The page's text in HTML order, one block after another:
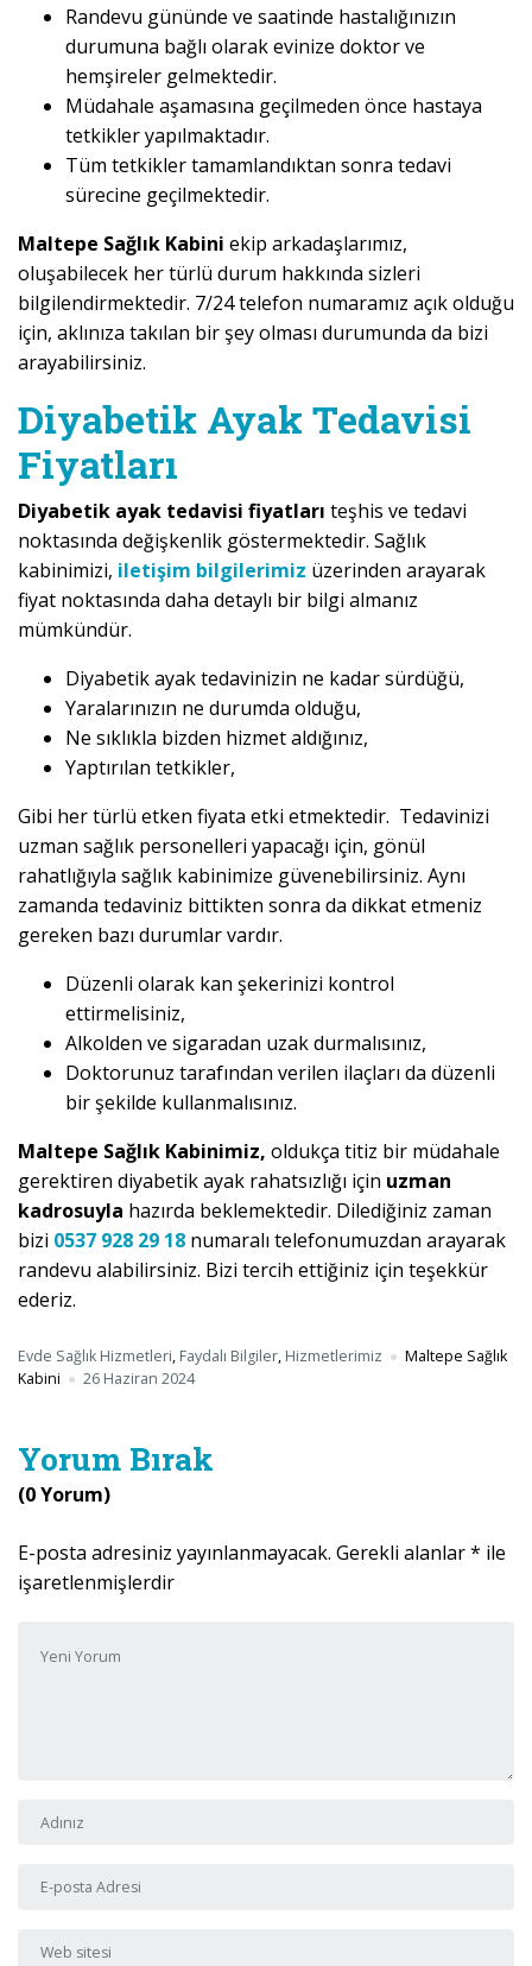
Randevu gününde ve saatinde hastalığınızın
durumuna bağlı olarak evinize doktor ve
hemşireler gelmektedir.
Müdahale aşamasına geçilmeden önce hastaya
tetkikler yapılmaktadır.
Tüm tetkikler tamamlandıktan sonra tedavi
sürecine geçilmektedir.
Maltepe Sağlık Kabini ekip arkadaşlarımız,
oluşabilecek her türlü durum hakkında sizleri
bilgilendirmektedir. 7/24 telefon numaramız açık olduğu
için, aklınıza takılan bir şey olması durumunda da bizi
arayabilirsiniz.
Diyabetik Ayak Tedavisi
Fiyatları
Diyabetik ayak tedavisi fiyatları teşhis ve tedavi
noktasında değişkenlik göstermektedir. Sağlık
kabinimizi, iletişim bilgilerimiz üzerinden arayarak
fiyat noktasında daha detaylı bir bilgi almanız
mümkündür.
Diyabetik ayak tedavinizin ne kadar sürdüğü,
Yaralarınızın ne durumda olduğu,
Ne sıklıkla bizden hizmet aldığınız,
Yaptırılan tetkikler,
Gibi her türlü etken fiyata etki etmektedir. Tedavinizi
uzman sağlık personelleri yapacağı için, gönül
rahatlığıyla sağlık kabinimize güvenebilirsiniz. Aynı
zamanda tedaviniz bittikten sonra da dikkat etmeniz
gereken bazı durumlar vardır.
Düzenli olarak kan şekerinizi kontrol
ettirmelisiniz,
Alkolden ve sigaradan uzak durmalısınız,
Doktorunuz tarafından verilen ilaçları da düzenli
bir şekilde kullanmalısınız.
Maltepe Sağlık Kabinimiz, oldukça titiz bir müdahale
gerektiren diyabetik ayak rahatsızlığı için uzman
kadrosuyla hazırda beklemektedir. Dilediğiniz zaman
bizi 0537 928 29 18 numaralı telefonumuzdan arayarak
randevu alabilirsiniz. Bizi tercih ettiğiniz için teşekkür
ederiz.
Evde Sağlık Hizmetleri, Faydalı Bilgiler, Hizmetlerimiz
Maltepe Sağlık
Kabini
26 Haziran 2024
Yorum Bırak
(0 Yorum)
E-posta adresiniz yayınlanmayacak. Gerekli alanlar* ile
işaretlenmişlerdir
Adı ve Soyadı
E-posta Adresi
Web sitesi